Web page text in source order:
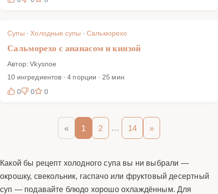
Супы ·Холодные супы · Сальморехо
Сальморехо с ананасом и кинзой
Автор: Vkysnoe
10 ингредиентов · 4 порции · 25 мин
0
0 0
« 1 2 … 14 »
Какой бы рецепт холодного супа вы ни выбрали —
окрошку, свекольник, гаспачо или фруктовый десертный
суп — подавайте блюдо хорошо охлаждённым. Для